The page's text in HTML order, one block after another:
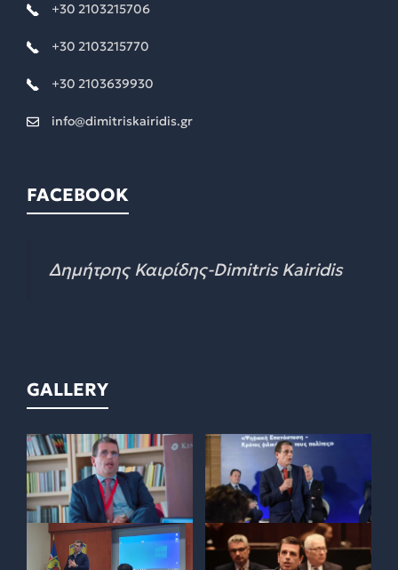
+30 2103215706
+30 2103215770
+30 2103639930
info@dimitriskairidis.gr
FACEBOOK
Δημήτρης Καιρίδης-Dimitris Kairidis
GALLERY